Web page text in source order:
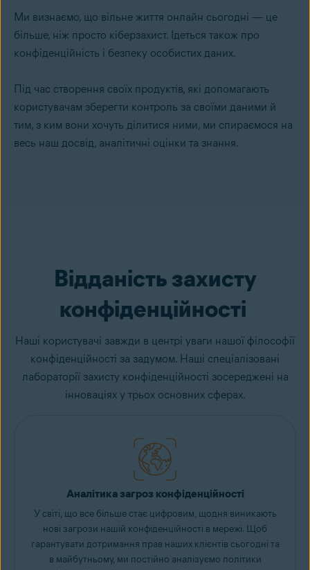
Ми визнаємо, що вільне життя онлайн сьогодні — це
більше, ніж просто кіберзахист. Ідеться також про
конфіденційність і безпеку особистих даних.
Під час створення своїх продуктів, які допомагають
користувачам зберегти контроль за своїми даними й
тим, з ким вони хочуть ділитися ними, ми спираємося на
весь наш досвід, аналітичні оцінки та знання.
Відданість захисту
конфіденційності
Наші користувачі завжди в центрі уваги нашої філософії
конфіденційності за задумом. Наші спеціалізовані
лабораторії захисту конфіденційності зосереджені на
інноваціях у трьох основних сферах.
Аналітика загроз конфіденційності
У світі, що все більше стає цифровим, щодня виникають
нові загрози нашій конфіденційності в мережі. Щоб
гарантувати дотримання прав наших клієнтів сьогодні та
в майбутньому, ми постійно аналізуємо політики